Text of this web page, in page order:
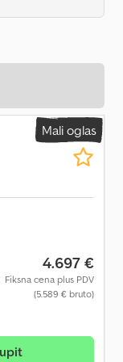
Mali oglas
4.697 €
Fiksna cena plus PDV
(5.589 € bruto)